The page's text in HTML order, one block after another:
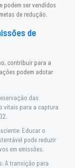
podem ser vendidos
de redução.
de
contribuir para a
podem adotar
das
vitais para a captura
Educar o
pode reduzir
em emissões.
A transição para